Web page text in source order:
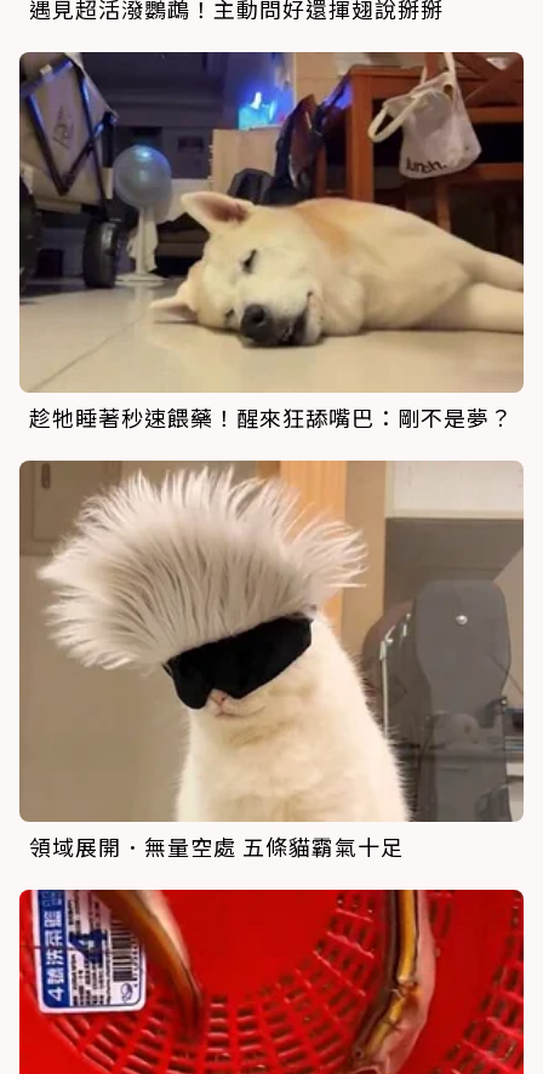
遇見超活潑鸚鵡！主動問好還揮翅說掰掰
趁牠睡著秒速餵藥！醒來狂舔嘴巴：剛不是夢？
領域展開．無量空處 五條貓霸氣十足